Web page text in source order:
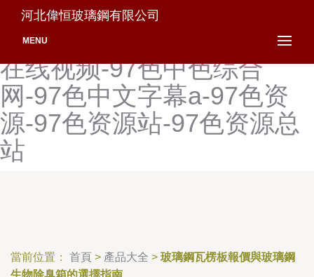
97色哟哟97-97色欲人妻-97
色在线-97色在线观看-97色
在线视频-97色中色综合
网-97色中文字幕a-97色资
源-97色资源站-97色资源总
站
河北偉恒玻璃鋼有限公司
MENU
當前位置： 首頁 > 產品大全 > 玻璃鋼瓦楞板報價與玻璃鋼
生物除臭箱的選擇指南